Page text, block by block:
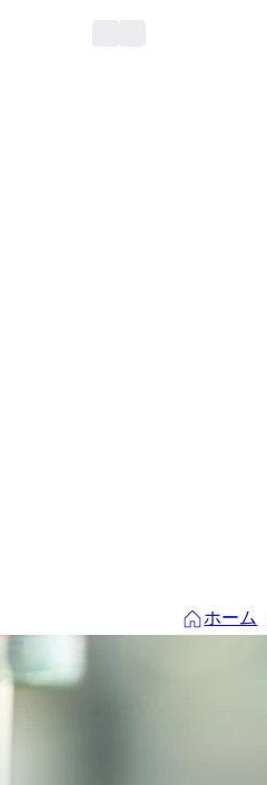
ホーム